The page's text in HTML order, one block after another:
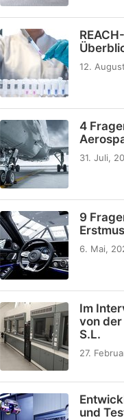
12.
4
31. Juli,
9
6. Mai,
Im
von der
S.L.
27.
und